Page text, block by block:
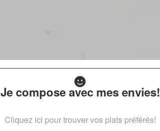
Je compose avec mes envies!
Cliquez ici pour trouver vos plats préférés!